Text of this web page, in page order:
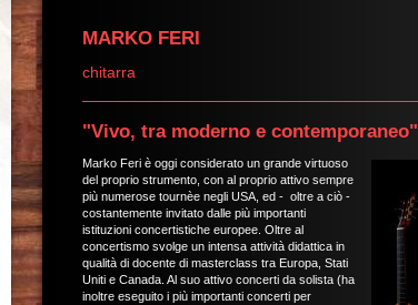
MARKO FERI
chitarra
"Vivo, tra moderno e contemporaneo"
Marko Feri è oggi considerato un grande virtuoso
del proprio strumento, con al proprio attivo sempre
più numerose tournèe negli USA, ed - oltre a ciò -
costantemente invitato dalle più importanti
istituzioni concertistiche europee. Oltre al
concertismo svolge un intensa attività didattica in
qualità di docente di masterclass tra Europa, Stati
Uniti e Canada. Al suo attivo concerti da solista (ha
inoltre eseguito i più importanti concerti per